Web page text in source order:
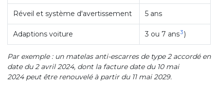
Réveil et système d'avertissement 5 ans
Adaptions voiture 3 ou 7 ans3)
Par exemple : un matelas anti-escarres de type 2 accordé en
date du 2 avril 2024, dont la facture date du 10 mai
2024 peut être renouvelé à partir du 11 mai 2029.